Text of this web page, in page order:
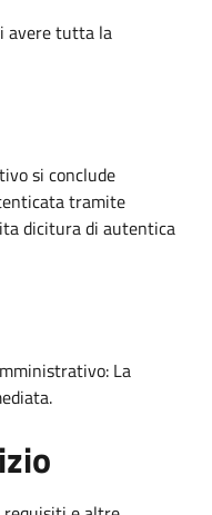
avere tutta la
si conclude
tramite
dicitura di autentica
La